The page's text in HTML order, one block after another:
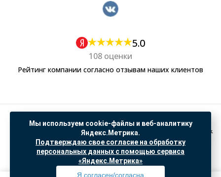
5.0
108 оценки
Рейтинг компании согласно отзывам наших клиентов
Политика обработки персональных данных
Согласие на обработку данных Яндекс Метрика
"© ООО “САНТЕХГИД”, 2026. Все права защищены. Предложение не является публичной
офертой, цены и информация на сайте ознакомительные
Доработка и продвижение вSO.USE
Мы используем cookie-файлы и веб-аналитику
Яндекс.Метрика.
Подтверждаю свое согласие на обработку
персональных данных с помощью сервиса
«Яндекс.Метрика»
Я согласен/согласна